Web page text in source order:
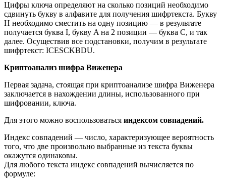
Цифры ключа определяют на сколько позиций необходимо
сдвинуть букву в алфавите для получения шифртекста. Букву
H необходимо сместить на одну позицию — в результате
получается буква I, букву A на 2 позиции — буква C, и так
далее. Осуществив все подстановки, получим в результате
шифртекст: ICESCKBDU.
Криптоанализ шифра Виженера
Первая задача, стоящая при криптоанализе шифра Виженера
заключается в нахождении длины, использованного при
шифровании, ключа.
Для этого можно воспользоваться индексом совпадений.
Индекс совпадений — число, характеризующее вероятность
того, что две произвольно выбранные из текста буквы
окажутся одинаковы.
Для любого текста индекс совпадений вычисляется по
формуле: